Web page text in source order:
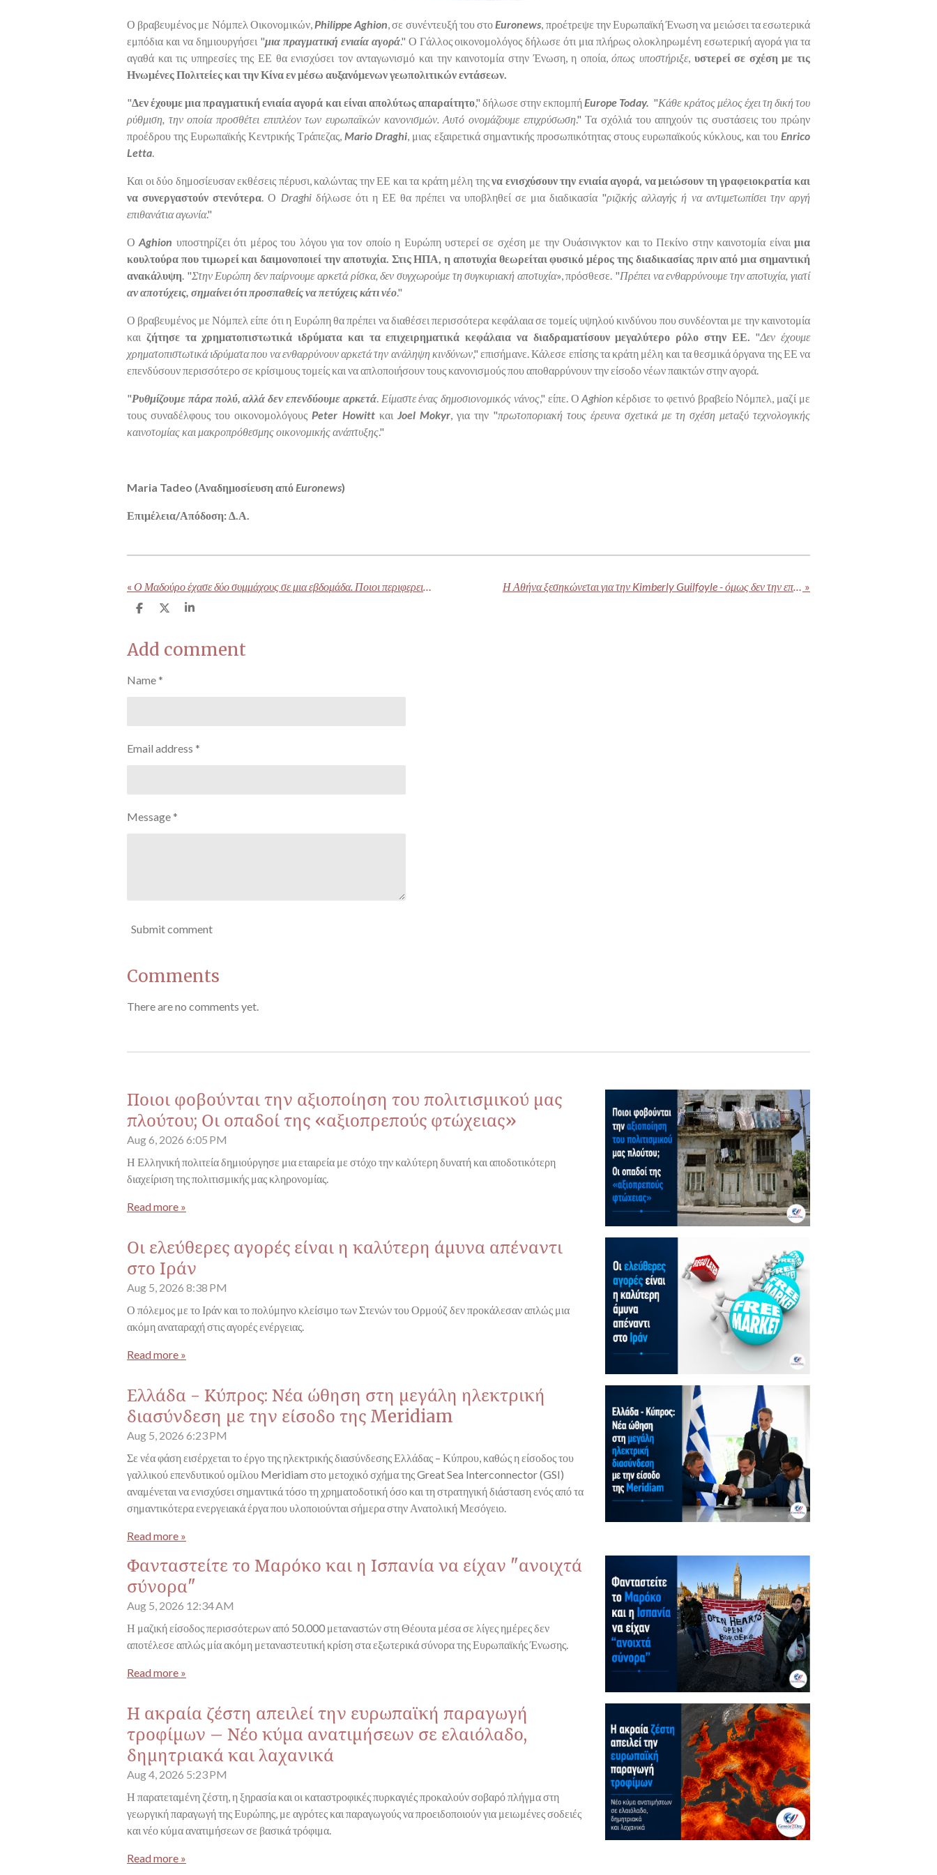
Ο βραβευμένος με Νόμπελ Οικονομικών, Philippe Aghion , σε συνέντευξή του στο Euronews , προέτρεψε την Ευρωπαϊκή Ένωση να μειώσει τα εσωτερικά
εμπόδια και να δημιουργήσει "μια πραγματική ενιαία αγορά." Ο Γάλλος οικονομολόγος δήλωσε ότι μια πλήρως ολοκληρωμένη εσωτερική αγορά για τα
αγαθά και τις υπηρεσίες της ΕΕ θα ενισχύσει τον ανταγωνισμό και την καινοτομία στην Ένωση, η οποία,όπως υποστήριξε, υστερεί σε σχέση με τις
Ηνωμένες Πολιτείες και την Κίνα εν μέσω αυξανόμενων γεωπολιτικών εντάσεων.
"Δεν έχουμε μια πραγματική ενιαία αγορά και είναι απολύτως απαραίτητο," δήλωσε στην εκπομπή Europe Today. "Κάθε κράτος μέλος έχει τη δική του
ρύθμιση, την οποία προσθέτει επιπλέον των ευρωπαϊκών κανονισμών. Αυτό ονομάζουμε επιχρύσωση." Τα σχόλιά του απηχούν τις συστάσεις του πρώην
προέδρου της Ευρωπαϊκής Κεντρικής Τράπεζας, Mario Draghi , μιας εξαιρετικά σημαντικής προσωπικότητας στους ευρωπαϊκούς κύκλους, και του Enrico
Letta
Και οι δύο δημοσίευσαν εκθέσεις πέρυσι, καλώντας την ΕΕ και τα κράτη μέλη τηςνα ενισχύσουν την ενιαία αγορά, να μειώσουν τη γραφειοκρατία και
να συνεργαστούν στενότερα . Ο Draghi δήλωσε ότι η ΕΕ θα πρέπει να υποβληθεί σε μια διαδικασία "ριζικής αλλαγής ή να αντιμετωπίσει την αργή
επιθανάτια αγωνία."
ΟAghion υποστηρίζει ότι μέρος του λόγου για τον οποίο η Ευρώπη υστερεί σε σχέση με την Ουάσινγκτον και το Πεκίνο στην καινοτομία είναιμια
κουλτούρα που τιμωρεί και δαιμονοποιεί την αποτυχία. Στις ΗΠΑ, η αποτυχία θεωρείται φυσικό μέρος της διαδικασίας πριν από μια σημαντική
ανακάλυψη . "Στην Ευρώπη δεν παίρνουμε αρκετά ρίσκα, δεν συγχωρούμε τη συγκυριακή αποτυχία», πρόσθεσε. "Πρέπει να ενθαρρύνουμε την αποτυχία, γιατί
αν αποτύχεις, σημαίνει ότι προσπαθείς να πετύχεις κάτι νέο."
Ο βραβευμένος με Νόμπελ είπε ότι η Ευρώπη θα πρέπει να διαθέσει περισσότερα κεφάλαια σε τομείς υψηλού κινδύνου που συνδέονται με την καινοτομία
και ζήτησε τα χρηματοπιστωτικά ιδρύματα και τα επιχειρηματικά κεφάλαια να διαδραματίσουν μεγαλύτερο ρόλο στην ΕΕ. "Δεν έχουμε
χρηματοπιστωτικά ιδρύματα που να ενθαρρύνουν αρκετά την ανάληψη κινδύνων," επισήμανε. Κάλεσε επίσης τα κράτη μέλη και τα θεσμικά όργανα της ΕΕ να
επενδύσουν περισσότερο σε κρίσιμους τομείς και να απλοποιήσουν τους κανονισμούς που αποθαρρύνουν την είσοδο νέων παικτών στην αγορά.
"Ρυθμίζουμε πάρα πολύ, αλλά δεν επενδύουμε αρκετά. Είμαστε ένας δημοσιονομικός νάνος," είπε. ΟAghion κέρδισε το φετινό βραβείο Νόμπελ, μαζί με
τους συναδέλφους του οικονομολόγους Peter Howitt και Joel Mokyr, για την "πρωτοποριακή τους έρευνα σχετικά με τη σχέση μεταξύ τεχνολογικής
καινοτομίας και μακροπρόθεσμης οικονομικής ανάπτυξης."
Maria Tadeo (Αναδημοσίευση από Euronews)
Επιμέλεια/Απόδοση: Δ.Α.
« Η Αθήνα ξεσηκώνεται για την Kimberly Guilfoyle - όμως δεν την επευφημούν όλοι »
S
r
e
S
r
e
S
r
e
Add comment
Name *
Email address *
Message *
Submit comment
Comments
There are no comments yet.
Ποιοι φοβούνται την αξιοποίηση του πολιτισμικού μας
πλούτου; Οι οπαδοί της «αξιοπρεπούς φτώχειας»
Aug 6, 2026 6:05 PM
Η Ελληνική πολιτεία δημιούργησε μια εταιρεία με στόχο την καλύτερη δυνατή και αποδοτικότερη
διαχείριση της πολιτισμικής μας κληρονομίας.
Read more »
Οι ελεύθερες αγορές είναι η καλύτερη άμυνα απέναντι
στο Ιράν
Aug 5, 2026 8:38 PM
Ο πόλεμος με το Ιράν και το πολύμηνο κλείσιμο των Στενών του Ορμούζ δεν προκάλεσαν απλώς μια
ακόμη αναταραχή στις αγορές ενέργειας.
Read more »
Ελλάδα - Κύπρος: Νέα ώθηση στη μεγάλη ηλεκτρική
διασύνδεση με την είσοδο της Meridiam
Aug 5, 2026 6:23 PM
Σε νέα φάση εισέρχεται το έργο της ηλεκτρικής διασύνδεσης Ελλάδας – Κύπρου, καθώς η είσοδος του
γαλλικού επενδυτικού ομίλου Meridiam στο μετοχικό σχήμα της Great Sea Interconnector (GSI)
αναμένεται να ενισχύσει σημαντικά τόσο τη χρηματοδοτική όσο και τη στρατηγική διάσταση ενός από τα
σημαντικότερα ενεργειακά έργα που υλοποιούνται σήμερα στην Ανατολική Μεσόγειο.
Read more »
Φανταστείτε το Μαρόκο και η Ισπανία να είχαν "ανοιχτά
σύνορα"
Aug 5, 2026 12:34 AM
Η μαζική είσοδος περισσότερων από 50.000 μεταναστών στη Θέουτα μέσα σε λίγες ημέρες δεν
αποτέλεσε απλώς μία ακόμη μεταναστευτική κρίση στα εξωτερικά σύνορα της Ευρωπαϊκής Ένωσης.
Read more »
Η ακραία ζέστη απειλεί την ευρωπαϊκή παραγωγή
τροφίμων – Νέο κύμα ανατιμήσεων σε ελαιόλαδο,
δημητριακά και λαχανικά
Aug 4, 2026 5:23 PM
Η παρατεταμένη ζέστη, η ξηρασία και οι καταστροφικές πυρκαγιές προκαλούν σοβαρό πλήγμα στη
γεωργική παραγωγή της Ευρώπης, με αγρότες και παραγωγούς να προειδοποιούν για μειωμένες σοδειές
και νέο κύμα ανατιμήσεων σε βασικά τρόφιμα.
Read more »